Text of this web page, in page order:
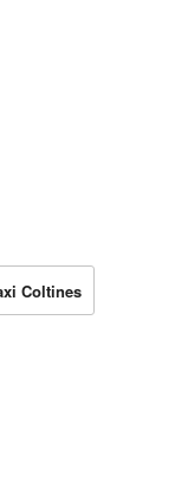
Coltines